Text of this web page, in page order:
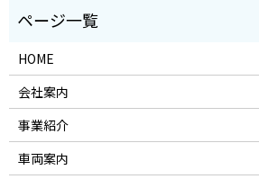
HOME
会社案内
事業紹介
車両案内